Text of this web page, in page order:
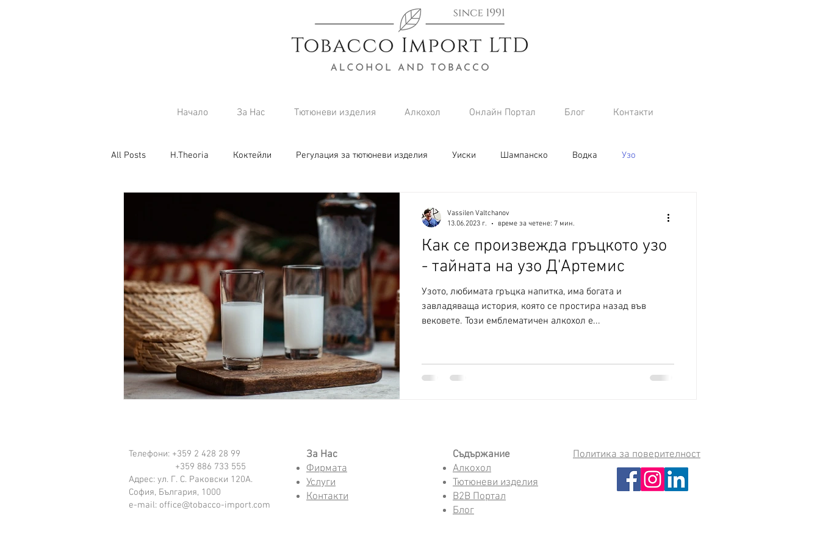
Начало За Нас Тютюневи изделия Алкохол Онлайн Портал Блог Контакти
All Posts H.Theoria Коктейли Регулация за тютюневи изделия Уиски Шампанско Водка Узо
Как се произвежда гръцкото узо
- тайната на узо Д'Артемис
Узото, любимата гръцка напитка, има богата и
завладяваща история, която се простира назад във
вековете. Този емблематичен алкохол е...
Vassilen Valtchanov
13.06.2023 г.
време за четене: 7 мин.
Телефони: +359 2 428 28 99
+359 886 733 555
Адрес: ул. Г. С. Раковски 120А.
София, България, 1000
e-mail: office@tobacco-import.com
За Нас
Фирмата
Услуги
Контакти
Съдържание
Алкохол
Тютюневи изделия
B2B Портал
Блог
Политика за поверителност